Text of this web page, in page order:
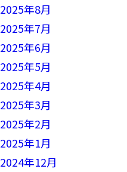
2025年8月
2025年7月
2025年6月
2025年5月
2025年4月
2025年3月
2025年2月
2025年1月
2024年12月